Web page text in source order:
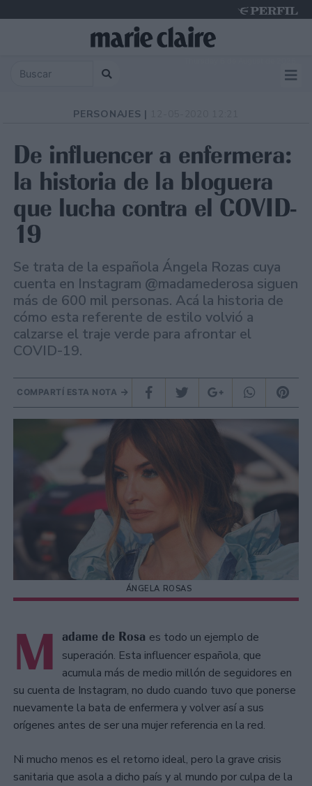
PERSONAJES |
De influencer a enfermera:
la historia de la bloguera
que lucha contra el COVID-
19
Se trata de la española Ángela Rozas cuya
cuenta en Instagram @madamederosa siguen
más de 600 mil personas. Acá la historia de
cómo esta referente de estilo volvió a
calzarse el traje verde para afrontar el
COVID-19.
COMPARTÍ ESTA NOTA
ÁNGELA ROSAS
M adame de Rosa es todo un ejemplo de
superación. Esta influencer española, que
acumula más de medio millón de seguidores en
su cuenta de Instagram, no dudo cuando tuvo que ponerse
nuevamente la bata de enfermera y volver así a sus
orígenes antes de ser una mujer referencia en la red.
Ni mucho menos es el retorno ideal, pero la grave crisis
sanitaria que asola a dicho país y al mundo por culpa de la